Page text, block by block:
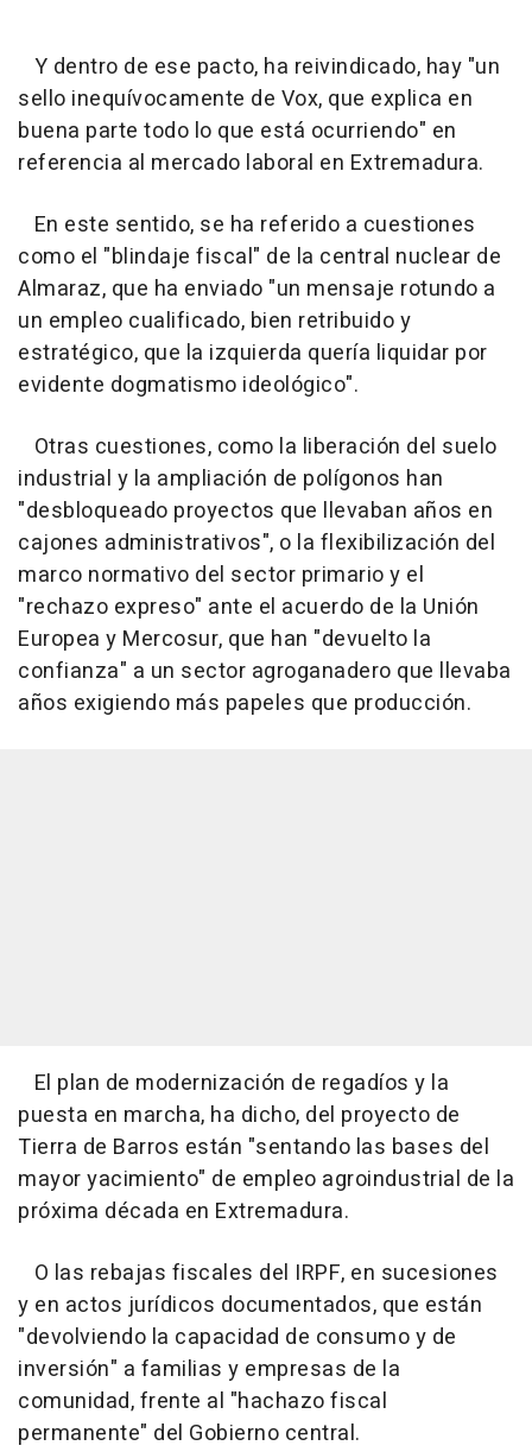
Y dentro de ese pacto, ha reivindicado, hay "un
sello inequívocamente de Vox, que explica en
buena parte todo lo que está ocurriendo" en
referencia al mercado laboral en Extremadura.
En este sentido, se ha referido a cuestiones
como el "blindaje fiscal" de la central nuclear de
Almaraz, que ha enviado "un mensaje rotundo a
un empleo cualificado, bien retribuido y
estratégico, que la izquierda quería liquidar por
evidente dogmatismo ideológico".
Otras cuestiones, como la liberación del suelo
industrial y la ampliación de polígonos han
"desbloqueado proyectos que llevaban años en
cajones administrativos", o la flexibilización del
marco normativo del sector primario y el
"rechazo expreso" ante el acuerdo de la Unión
Europea y Mercosur, que han "devuelto la
confianza" a un sector agroganadero que llevaba
años exigiendo más papeles que producción.
El plan de modernización de regadíos y la
puesta en marcha, ha dicho, del proyecto de
Tierra de Barros están "sentando las bases del
mayor yacimiento" de empleo agroindustrial de la
próxima década en Extremadura.
O las rebajas fiscales del IRPF, en sucesiones
y en actos jurídicos documentados, que están
"devolviendo la capacidad de consumo y de
inversión" a familias y empresas de la
comunidad, frente al "hachazo fiscal
permanente" del Gobierno central.